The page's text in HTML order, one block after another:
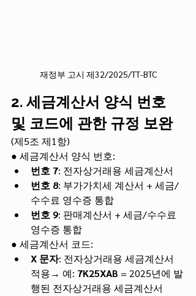
재정부 고시 제32/2025/TT-BTC
2. 세금계산서 양식 번호
및 코드에 관한 규정 보완
(제5조 제1항)
● 세금계산서 양식 번호:
번호 7: 전자상거래용 세금계산서
번호 8: 부가가치세 계산서 + 세금/
수수료 영수증 통합
번호 9: 판매계산서 + 세금/수수료
영수증 통합
● 세금계산서 코드:
X 문자: 전자상거래용 세금계산서
적용→ 예: 7K25XAB = 2025년에 발
행된 전자상거래용 세금계산서